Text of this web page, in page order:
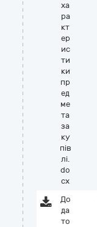
ха
ра
кт
ер
ис
ти
ки
пр
ед
ме
та
за
ку
пів
лі.
do
cx
До
да
то